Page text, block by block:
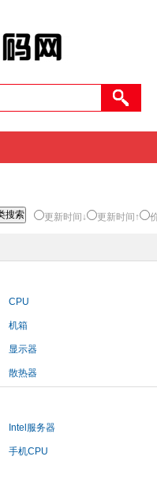
更新时间↓ 更新时间↑
CPU
机箱
显示器
散热器
Intel服务器
手机CPU